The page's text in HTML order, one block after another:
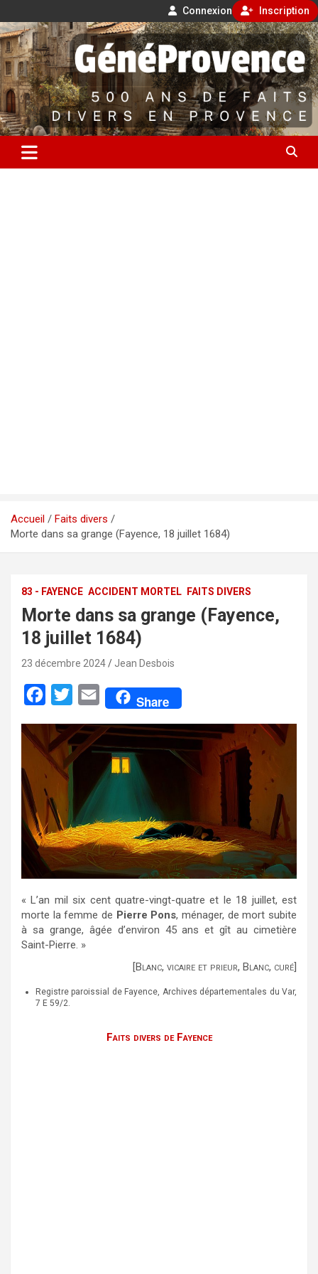
Connexion Inscription
Aller
au
contenu
GénéProvence
500 ans de faits divers en Provence
Accueil
Faits divers
Morte dans sa grange (Fayence, 18 juillet 1684)
83 - FAYENCE ACCIDENT MORTEL FAITS DIVERS
Morte dans sa grange (Fayence,
18 juillet 1684)
23 décembre 2024 Jean Desbois
e
b
o
o
k
i
t
r
E
a
l
Share
« L’an mil six cent quatre-vingt-quatre et le 18 juillet, est
morte la femme de Pierre Pons, ménager, de mort subite
à sa grange, âgée d’environ 45 ans et gît au cimetière
Saint-Pierre. »
[Blanc, vicaire et prieur, Blanc, curé]
Registre paroissial de Fayence, Archives départementales du Var,
7 E 59/2.
Faits divers de Fayence